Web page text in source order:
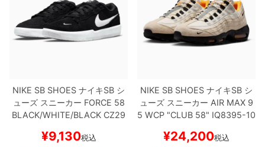
NIKE SB SHOES ナイキSB シ
ューズ スニーカー FORCE 58
BLACK/WHITE/BLACK CZ29
ー
¥9,130税込
NIKE SB SHOES ナイキSB シ
ューズ スニーカー AIR MAX 9
5 WCP "CLUB 58" IQ8395-10
【キャンセル/返品/交換不可商
¥24,200税込